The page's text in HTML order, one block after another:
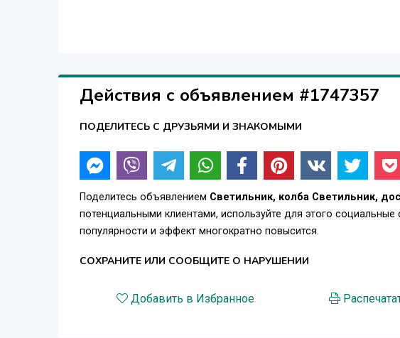
Действия с объявлением #1747357
ПОДЕЛИТЕСЬ С ДРУЗЬЯМИ И ЗНАКОМЫМИ
Поделитесь объявлением Светильник, колба Светильник,
потенциальными клиентами, используйте для этого
популярности и эффект многократно повысится.
СОХРАНИТЕ ИЛИ СООБЩИТЕ О НАРУШЕНИИ
Добавить в Избранное